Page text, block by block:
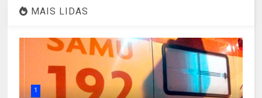
MAIS LIDAS
1